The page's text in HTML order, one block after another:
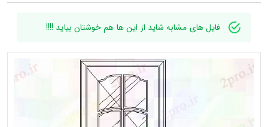
فایل های مشابه شاید از این ها هم خوشتان بیاید !!!!